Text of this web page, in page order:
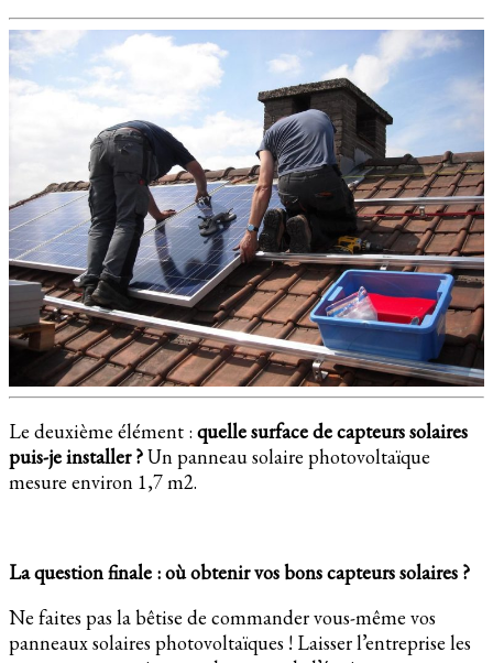
Le deuxième élément : quelle surface de capteurs solaires
puis-je installer ?Un panneau solaire photovoltaïque
mesure environ 1,7 m2.
La question finale : où obtenir vos bons capteurs solaires ?
Ne faites pas la bêtise de commander vous-même vos
panneaux solaires photovoltaïques ! Laisser l’entreprise les